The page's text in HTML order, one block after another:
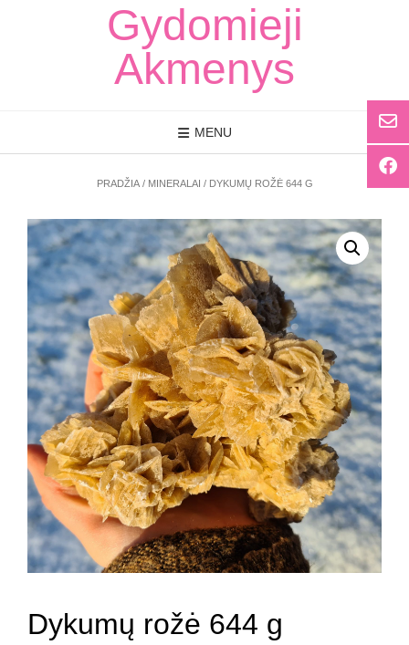
Gydomieji
Akmenys
MENU
PRADŽIA/ MINERALAI / DYKUMŲ ROŽĖ 644 G
Dykumų rožė 644 g